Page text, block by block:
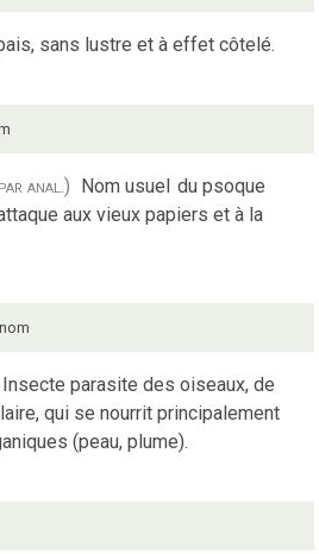
sans lustre et à effet côtelé.
anal.) Nom usuel du psoque
aux vieux papiers et à la
nom
Insecte parasite des oiseaux, de
qui se nourrit principalement
(peau, plume).